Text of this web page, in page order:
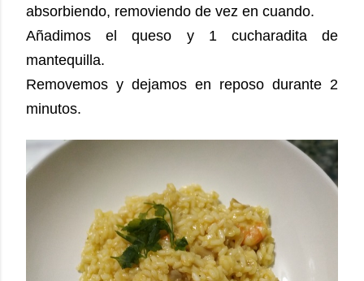
absorbiendo, removiendo de vez en cuando.
Añadimos el queso y 1 cucharadita de
mantequilla.
Removemos y dejamos en reposo durante 2
minutos.